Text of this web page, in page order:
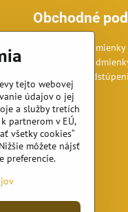
Obchodné
Obchodné podmienky
Reklamačné
Formulár na
tejto webovej
údajov o jej
a služby tretích
partnerom v EÚ,
všetky cookies“
môžete nájsť
preferencie.